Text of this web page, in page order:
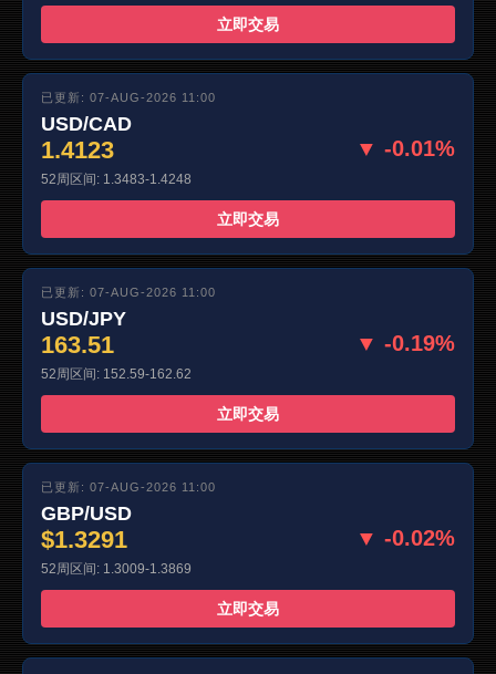
立即交易
已更新: 07-AUG-2026 11:00
USD/CAD
1.4123 ▼ -0.01%
52周区间: 1.3483-1.4248
立即交易
已更新: 07-AUG-2026 11:00
USD/JPY
163.51 ▼ -0.19%
52周区间: 152.59-162.62
立即交易
已更新: 07-AUG-2026 11:00
GBP/USD
$1.3291 ▼ -0.02%
52周区间: 1.3009-1.3869
立即交易